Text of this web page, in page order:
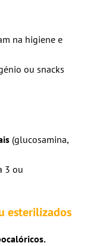
na higiene e
ou snacks
(glucosamina,
3 ou
esterilizados